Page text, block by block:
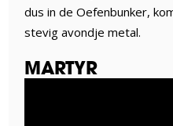
dus in de Oefenbunker,
stevig avondje metal.
MARTYR